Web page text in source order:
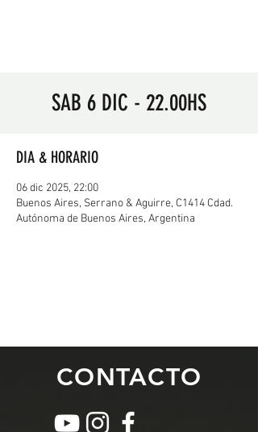
SAB 6 DIC - 22.00HS
DIA & HORARIO
06 dic 2025, 22:00
Buenos Aires, Serrano & Aguirre, C1414 Cdad.
Autónoma de Buenos Aires, Argentina
CONTACTO